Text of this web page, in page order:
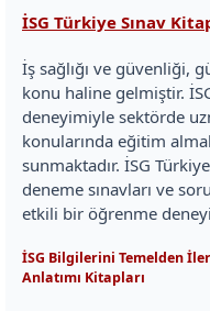
İSG Türkiye Sınav
İş sağlığı ve güvenliği,
konu haline gelmiştir.
deneyimiyle sektörde
konularında eğitim
sunmaktadır. İSG
deneme sınavları ve
etkili bir öğrenme
İSG Bilgilerini Temelden
Anlatımı Kitapları